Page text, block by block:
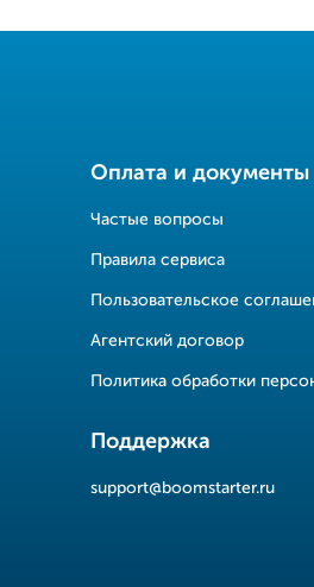
Оплата и документы
Частые вопросы
Правила сервиса
Пользовательское
Агентский договор
Политика обработки
Поддержка
support@boomstarter.ru